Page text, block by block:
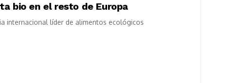
bio en el resto de Europa
internacional líder de alimentos ecológicos